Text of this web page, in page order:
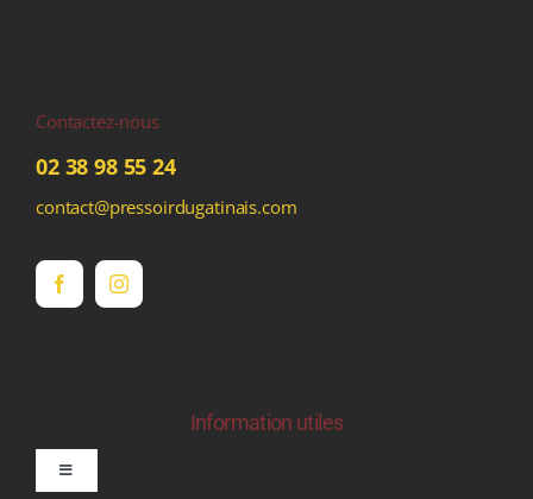
Contactez-nous
02 38 98 55 24
contact@pressoirdugatinais.com
Information utiles
Toggle